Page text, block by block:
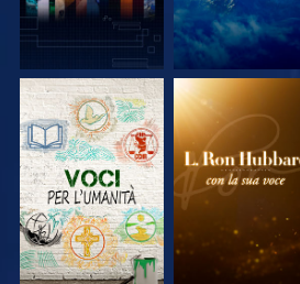
ESPLORA LE
SERIE
ESPLORA LE
SERIE